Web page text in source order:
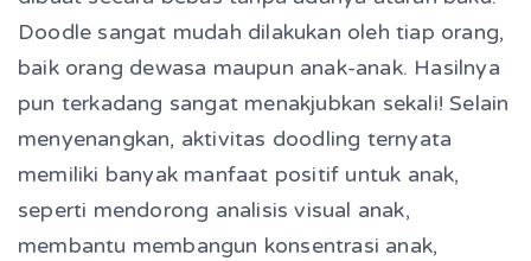
Doodle sangat mudah dilakukan oleh tiap orang,
baik orang dewasa maupun anak-anak. Hasilnya
pun terkadang sangat menakjubkan sekali! Selain
menyenangkan, aktivitas doodling ternyata
memiliki banyak manfaat positif untuk anak,
seperti mendorong analisis visual anak,
membantu membangun konsentrasi anak,